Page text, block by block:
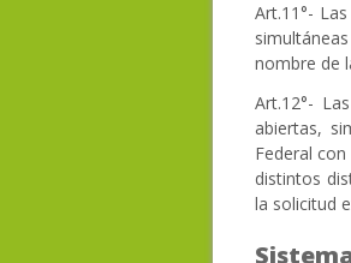
Art.11°-
nombre de
Art.12°-
abiertas,
Federal
distintos
la solicitud